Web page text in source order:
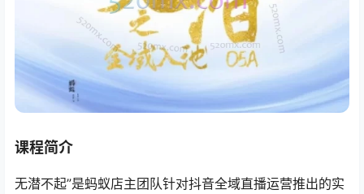
课程简介
无潜不起”是蚂蚁店主团队针对抖音全域直播运营推出的实